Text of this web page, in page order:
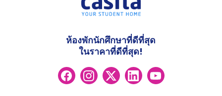
ห้องพักนักศึกษาที่ดีที่สุด
ในราคาที่ดีที่สุด!